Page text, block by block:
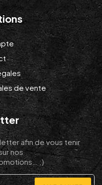
de vente
afin de vous tenir
nos
;)